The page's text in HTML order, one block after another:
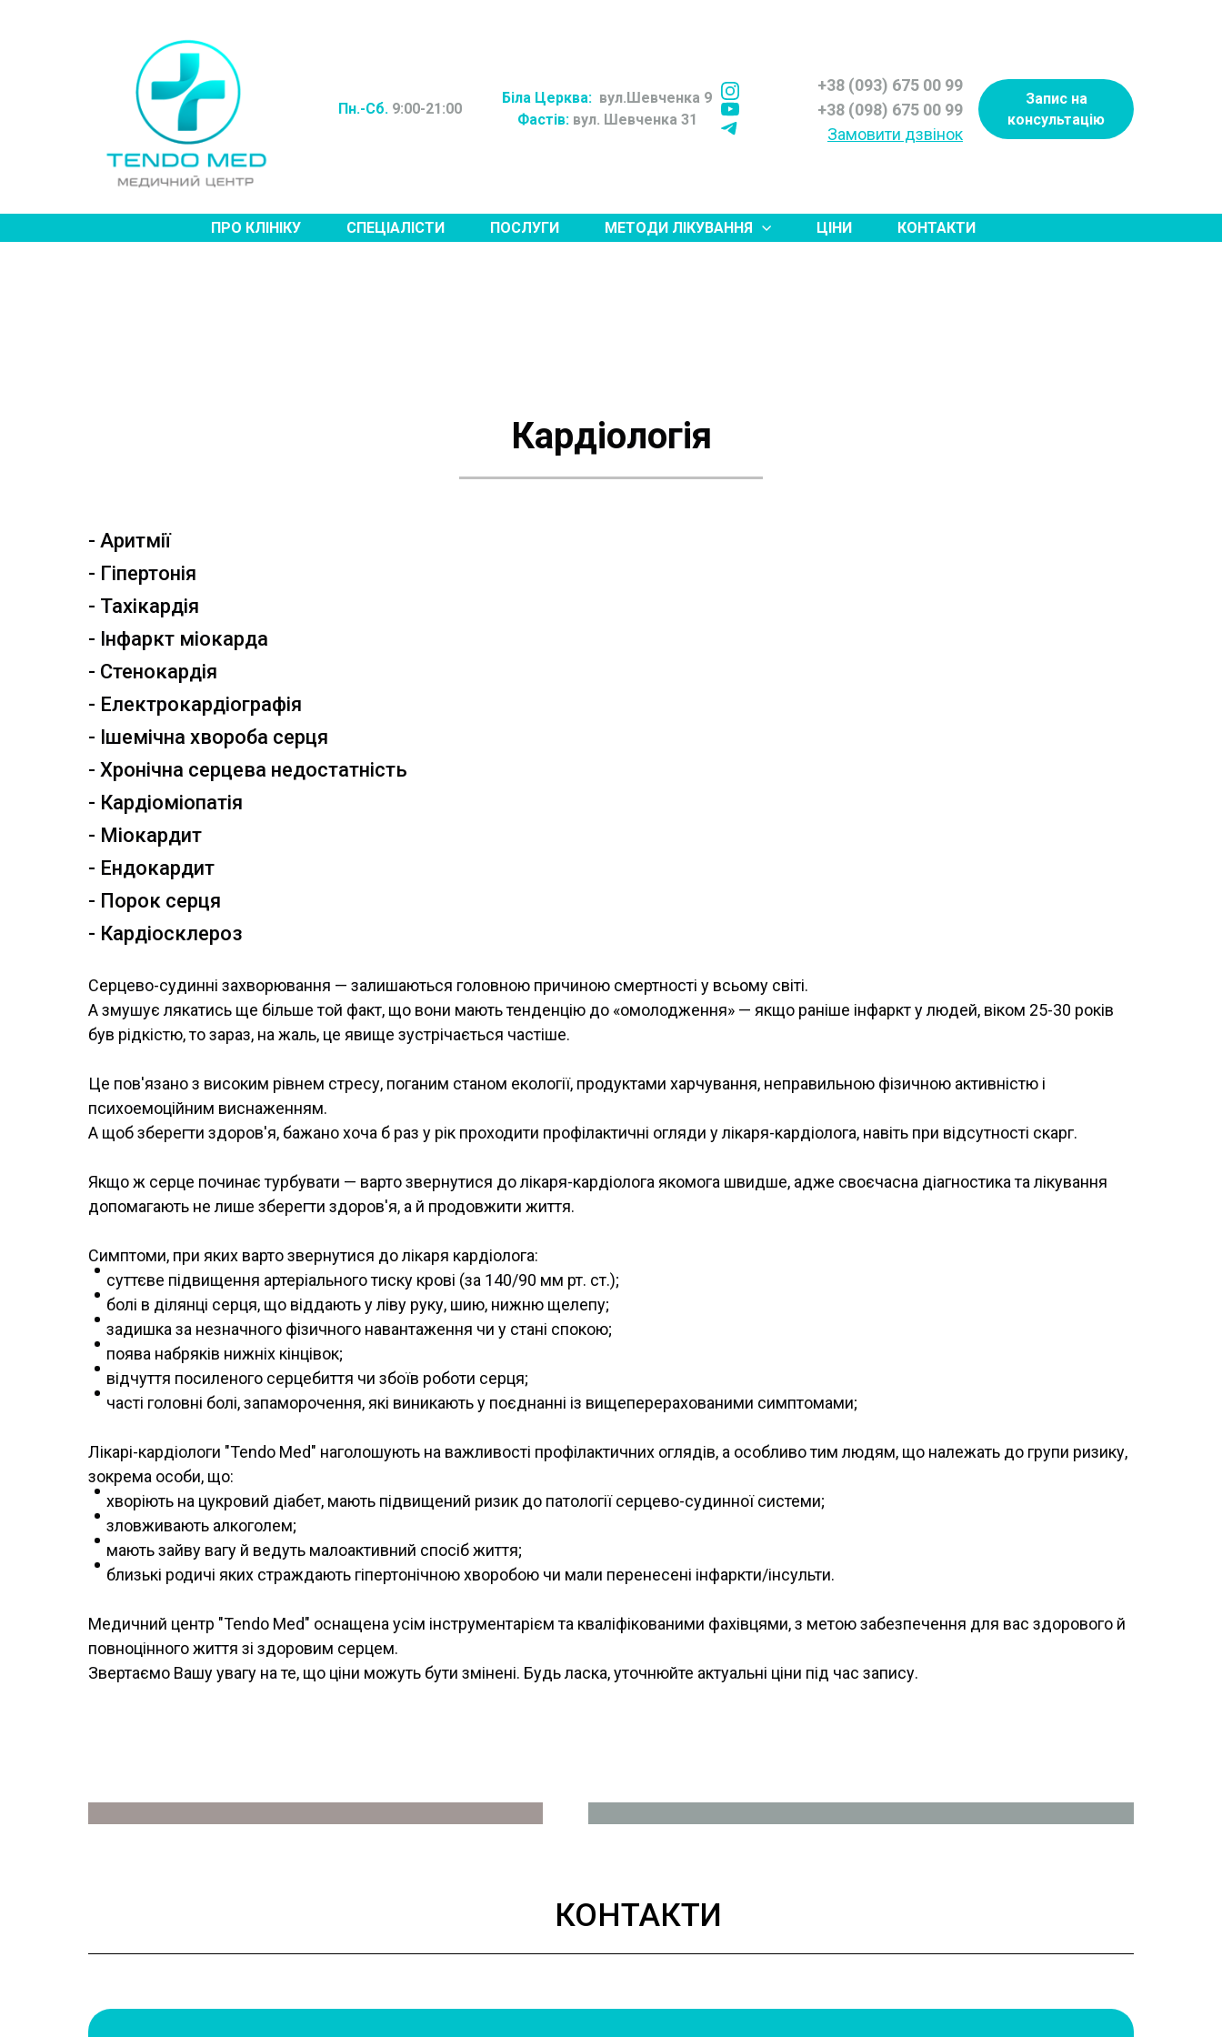
Пн.-Сб. 9:00-21:00
Біла Церква: вул.Шевченка 9
Фастів: вул. Шевченка 31
+38 (093) 675 00 99
+38 (098) 675 00 99
Замовити дзвінок
Запис на
консультацію
ПРО КЛІНІКУ СПЕЦІАЛІСТИ ПОСЛУГИ МЕТОДИ ЛІКУВАННЯ ЦІНИ КОНТАКТИ
Кардіологія
- Аритмії
- Гіпертонія
- Тахікардія
- Інфаркт міокарда
- Стенокардія
- Електрокардіографія
- Ішемічна хвороба серця
- Хронічна серцева недостатність
- Кардіоміопатія
- Міокардит
- Ендокардит
- Порок серця
- Кардіосклероз
Серцево-судинні захворювання — залишаються головною причиною смертності у всьому світі.
А змушує лякатись ще більше той факт, що вони мають тенденцію до «омолодження» — якщо раніше інфаркт у людей, віком 25-30 років
був рідкістю, то зараз, на жаль, це явище зустрічається частіше.
Це пов'язано з високим рівнем стресу, поганим станом екології, продуктами харчування, неправильною фізичною активністю і
психоемоційним виснаженням.
А щоб зберегти здоров'я, бажано хоча б раз у рік проходити профілактичні огляди у лікаря-кардіолога, навіть при відсутності скарг.
Якщо ж серце починає турбувати — варто звернутися до лікаря-кардіолога якомога швидше, адже своєчасна діагностика та лікування
допомагають не лише зберегти здоров'я, а й продовжити життя.
Симптоми, при яких варто звернутися до лікаря кардіолога:
суттєве підвищення артеріального тиску крові (за 140/90 мм рт. ст.);
болі в ділянці серця, що віддають у ліву руку, шию, нижню щелепу;
задишка за незначного фізичного навантаження чи у стані спокою;
поява набряків нижніх кінцівок;
відчуття посиленого серцебиття чи збоїв роботи серця;
часті головні болі, запаморочення, які виникають у поєднанні із вищеперерахованими симптомами;
Лікарі-кардіологи "Tendo Med" наголошують на важливості профілактичних оглядів, а особливо тим людям, що належать до групи ризику,
зокрема особи, що:
хворіють на цукровий діабет, мають підвищений ризик до патології серцево-судинної системи;
зловживають алкоголем;
мають зайву вагу й ведуть малоактивний спосіб життя;
близькі родичі яких страждають гіпертонічною хворобою чи мали перенесені інфаркти/інсульти.
Медичний центр "Tendo Med" оснащена усім інструментарієм та кваліфікованими фахівцями, з метою забезпечення для вас здорового й
повноцінного життя зі здоровим серцем.
Звертаємо Вашу увагу на те, що ціни можуть бути змінені. Будь ласка, уточнюйте актуальні ціни під час запису.
КОНТАКТИ